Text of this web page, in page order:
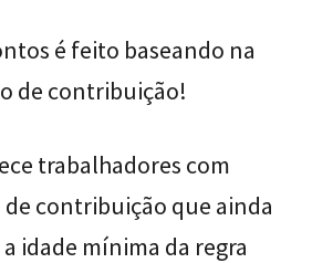
é feito baseando na
de contribuição!
trabalhadores com
contribuição que ainda
idade mínima da regra